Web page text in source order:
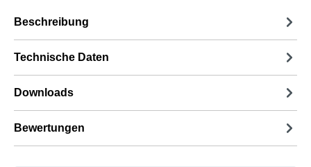
Beschreibung
Technische Daten
Downloads
Bewertungen